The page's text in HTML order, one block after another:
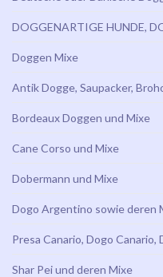
DOGGENARTIGE HUNDE,
Doggen Mixe
Antik Dogge, Saupacker,
Bordeaux Doggen und Mixe
Cane Corso und Mixe
Dobermann und Mixe
Dogo Argentino sowie deren
Presa Canario, Dogo
Shar Pei und deren Mixe